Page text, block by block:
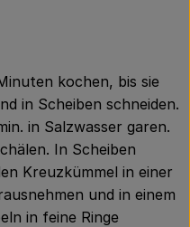
kochen, bis sie
in Scheiben schneiden.
in Salzwasser garen.
In Scheiben
Kreuzkümmel in einer
und in einem
in feine Ringe